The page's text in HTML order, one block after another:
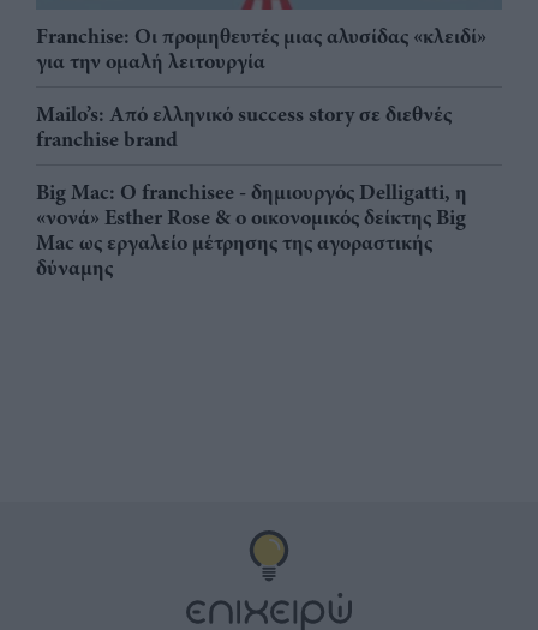
Franchise: Οι προμηθευτές μιας αλυσίδας «κλειδί»
για την ομαλή λειτουργία
Mailo’s: Από ελληνικό success story σε διεθνές
franchise brand
Big Mac: Ο franchisee - δημιουργός Delligatti, η
«νονά» Esther Rose & ο οικονομικός δείκτης Big
Mac ως εργαλείο μέτρησης της αγοραστικής
δύναμης